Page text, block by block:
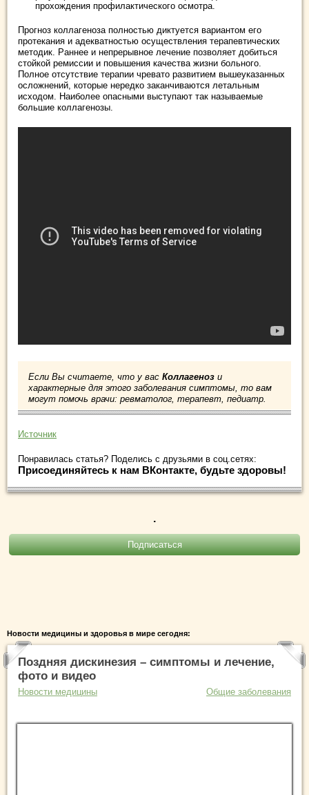
прохождения профилактического осмотра.
Прогноз коллагеноза полностью диктуется вариантом его
протекания и адекватностью осуществления терапевтических
методик. Раннее и непрерывное лечение позволяет добиться
стойкой ремиссии и повышения качества жизни больного.
Полное отсутствие терапии чревато развитием вышеуказанных
осложнений, которые нередко заканчиваются летальным
исходом. Наиболее опасными выступают так называемые
большие коллагенозы.
Если Вы считаете, что у вас Коллагеноз и
характерные для этого заболевания симптомы, то вам
могут помочь врачи: ревматолог, терапевт, педиатр.
Источник
Понравилась статья? Поделись с друзьями в соц.сетях:
Присоединяйтесь к нам ВКонтакте, будьте здоровы!
.
Новости медицины и здоровья в мире сегодня:
Поздняя дискинезия – симптомы и лечение,
фото и видео
Новости медицины Общие заболевания